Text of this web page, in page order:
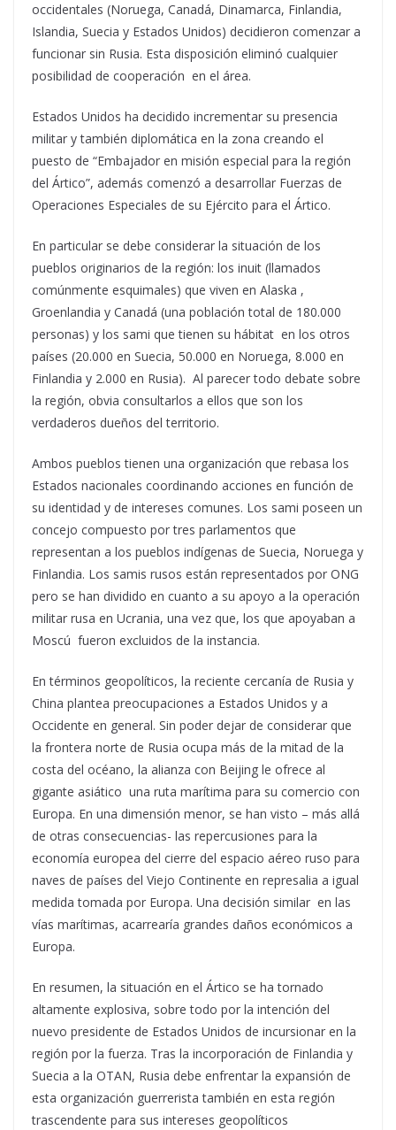
occidentales (Noruega, Canadá, Dinamarca, Finlandia,
Islandia, Suecia y Estados Unidos) decidieron comenzar a
funcionar sin Rusia. Esta disposición eliminó cualquier
posibilidad de cooperación en el área.
Estados Unidos ha decidido incrementar su presencia
militar y también diplomática en la zona creando el
puesto de “Embajador en misión especial para la región
del Ártico”, además comenzó a desarrollar Fuerzas de
Operaciones Especiales de su Ejército para el Ártico.
En particular se debe considerar la situación de los
pueblos originarios de la región: los inuit (llamados
comúnmente esquimales) que viven en Alaska ,
Groenlandia y Canadá (una población total de 180.000
personas) y los sami que tienen su hábitat en los otros
países (20.000 en Suecia, 50.000 en Noruega, 8.000 en
Finlandia y 2.000 en Rusia). Al parecer todo debate sobre
la región, obvia consultarlos a ellos que son los
verdaderos dueños del territorio.
Ambos pueblos tienen una organización que rebasa los
Estados nacionales coordinando acciones en función de
su identidad y de intereses comunes. Los sami poseen un
concejo compuesto por tres parlamentos que
representan a los pueblos indígenas de Suecia, Noruega y
Finlandia. Los samis rusos están representados por ONG
pero se han dividido en cuanto a su apoyo a la operación
militar rusa en Ucrania, una vez que, los que apoyaban a
Moscú fueron excluidos de la instancia.
En términos geopolíticos, la reciente cercanía de Rusia y
China plantea preocupaciones a Estados Unidos y a
Occidente en general. Sin poder dejar de considerar que
la frontera norte de Rusia ocupa más de la mitad de la
costa del océano, la alianza con Beijing le ofrece al
gigante asiático una ruta marítima para su comercio con
Europa. En una dimensión menor, se han visto – más allá
de otras consecuencias- las repercusiones para la
economía europea del cierre del espacio aéreo ruso para
naves de países del Viejo Continente en represalia a igual
medida tomada por Europa. Una decisión similar en las
vías marítimas, acarrearía grandes daños económicos a
Europa.
En resumen, la situación en el Ártico se ha tornado
altamente explosiva, sobre todo por la intención del
nuevo presidente de Estados Unidos de incursionar en la
región por la fuerza. Tras la incorporación de Finlandia y
Suecia a la OTAN, Rusia debe enfrentar la expansión de
esta organización guerrerista también en esta región
trascendente para sus intereses geopolíticos